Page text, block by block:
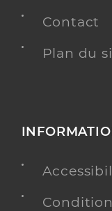
Contact
Plan du